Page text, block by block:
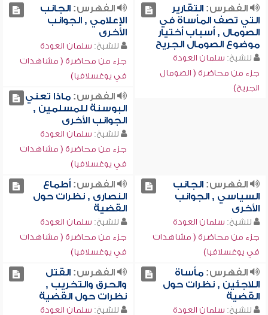
الفهرس:التقارير
التي تصف المأساة في
الصومال , أسباب أختيار
موضوع الصومال الجريح
للشيخ: سلمان العودة
جزء من محاضرة ( الصومال
الجريح)
الفهرس:الجانب
الإعلامي , الجوانب
الأخرى
للشيخ: سلمان العودة
جزء من محاضرة ( مشاهدات
في يوغسلافيا)
الفهرس:ماذا تعني
البوسنة للمسلمين ,
الجوانب الأخرى
للشيخ: سلمان العودة
جزء من محاضرة ( مشاهدات
في يوغسلافيا)
الفهرس:الجانب
السياسي , الجوانب
الأخرى
للشيخ: سلمان العودة
جزء من محاضرة ( مشاهدات
في يوغسلافيا)
الفهرس:أطماع
النصارى , نظرات حول
القضية
للشيخ: سلمان العودة
جزء من محاضرة ( مشاهدات
في يوغسلافيا)
الفهرس:مأساة
اللاجئين , نظرات حول
القضية
للشيخ: سلمان العودة
الفهرس:القتل
والحرق والتخريب ,
نظرات حول القضية
للشيخ: سلمان العودة